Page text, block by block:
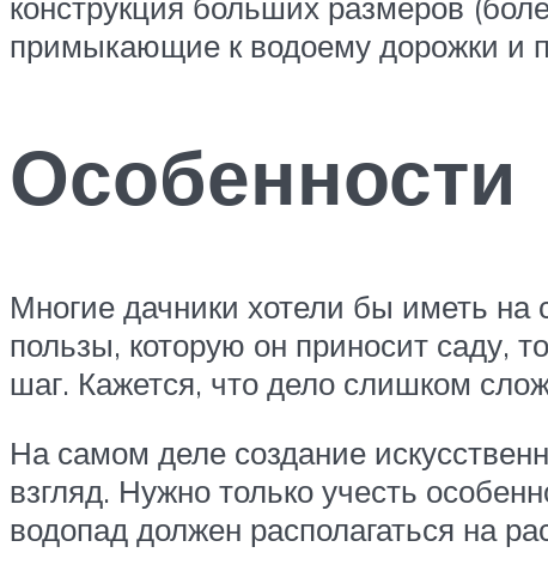
примыкающие к водоему дорожки и
Особенности
Многие дачники хотели бы иметь на
пользы, которую он приносит саду,
шаг. Кажется, что дело слишком
На самом деле создание
взгляд. Нужно только учесть
водопад должен располагаться на